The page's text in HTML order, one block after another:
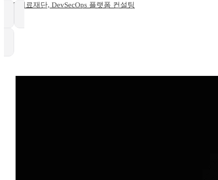
씨젠의료재단, DevSecOps 플랫폼 컨설팅